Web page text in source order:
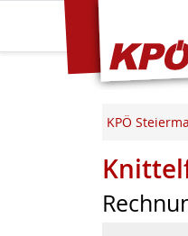
KPÖ
KPÖ